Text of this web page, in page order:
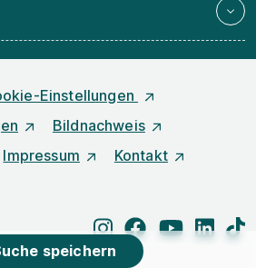
speichern
Einstellungen
Bildnachweis
Impressum
Kontakt
instagram
facebookyoutube